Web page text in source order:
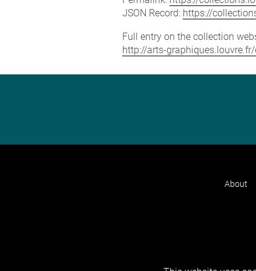
JSON Record: https://
Full entry on the collection
http://arts-
About